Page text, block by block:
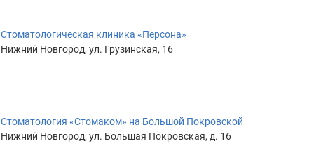
Стоматологическая клиника «Персона»
Нижний Новгород, ул. Грузинская, 16
Стоматология «Стомаком» на Большой Покровской
Нижний Новгород, ул. Большая Покровская, д. 16